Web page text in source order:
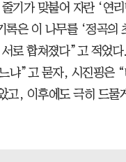
기가 맞붙어 자란 ‘연
록은 이 나무를 ‘정곡의
로 합쳐졌다”고 적었
냐”고 묻자, 시진핑은
고, 이후에도 극히 드물